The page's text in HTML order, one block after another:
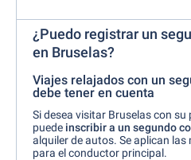
¿Puedo registrar un
en Bruselas?
Viajes relajados con un
debe tener en cuenta
Si desea visitar Bruselas con
puede inscribir a un segundo
alquiler de autos. Se aplican
para el conductor principal.